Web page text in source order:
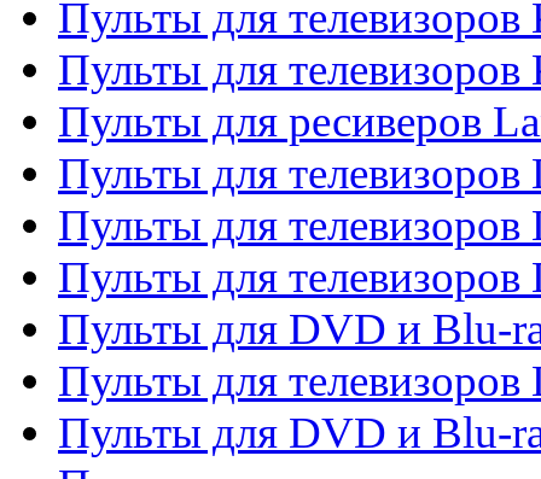
Пульты для
Пульты для
Пульты для ресиверов
Пульты для телевизоров
Пульты для телевизоров
Пульты для телевизоров
Пульты для DVD и Blu-
Пульты для телевизоров
Пульты для DVD и Blu-